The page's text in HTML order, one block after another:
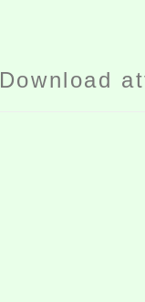
Download